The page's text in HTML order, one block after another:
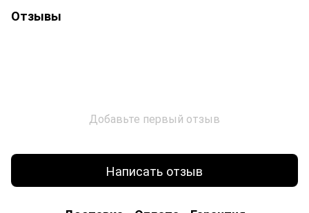
Отзывы
Добавьте первый отзыв
Написать отзыв